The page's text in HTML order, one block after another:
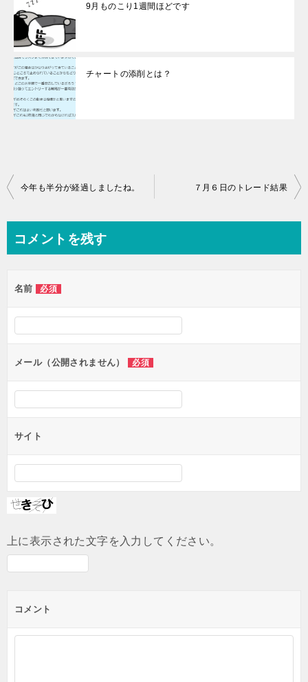
9月ものこり1週間ほどです
チャートの添削とは？
投
ビ
ー
シ
ョ
ン
今年も半分が経過しましたね。 ７月６日のトレード結果
コメントを残す
名前 必須
メール（公開されません） 必須
サイト
上に表示された文字を入力してください。
コメント